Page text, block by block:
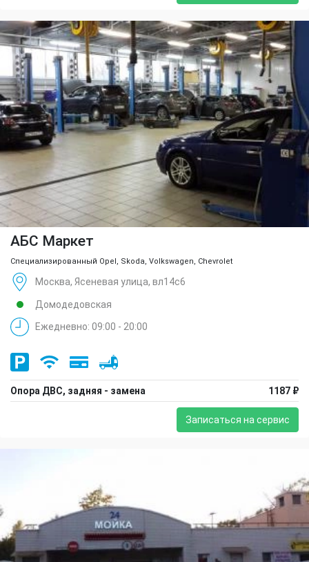
АБС Маркет
Специализированный Opel, Skoda, Volkswagen, Chevrolet
Москва, Ясеневая улица, вл14с6
Домодедовская
Ежедневно: 09:00 - 20:00
Опора ДВС, задняя - замена 1187 ₽
Записаться на сервис